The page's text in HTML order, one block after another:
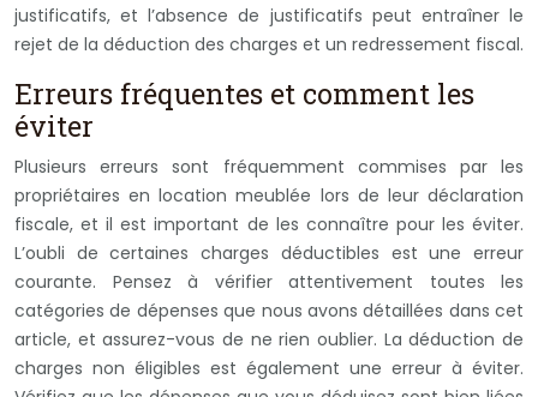
justificatifs, et l’absence de justificatifs peut entraîner le
rejet de la déduction des charges et un redressement fiscal.
Erreurs fréquentes et comment les
éviter
Plusieurs erreurs sont fréquemment commises par les
propriétaires en location meublée lors de leur déclaration
fiscale, et il est important de les connaître pour les éviter.
L’oubli de certaines charges déductibles est une erreur
courante. Pensez à vérifier attentivement toutes les
catégories de dépenses que nous avons détaillées dans cet
article, et assurez-vous de ne rien oublier. La déduction de
charges non éligibles est également une erreur à éviter.